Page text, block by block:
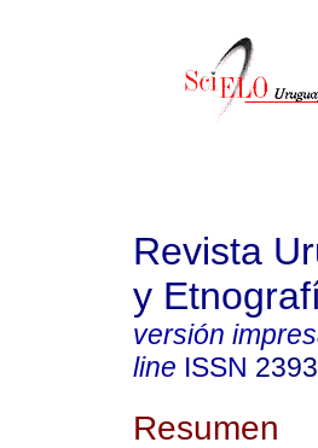
Revista
y
versión
line ISSN
Resumen